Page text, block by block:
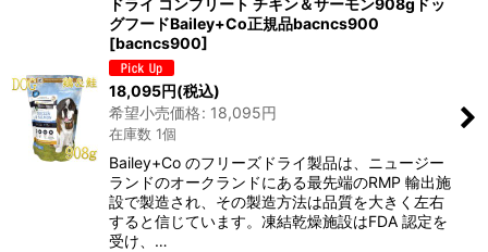
ドライ コンプリート チキン＆サーモン908gドッ
グフードBailey+Co正規品bacncs900
[bacncs900]
18,095円(税込)
希望小売価格: 18,095円
在庫数 1個
Bailey+Co のフリーズドライ製品は、ニュージー
ランドのオークランドにある最先端のRMP 輸出施
設で製造され、その製造方法は品質を大きく左右
すると信じています。凍結乾燥施設はFDA 認定を
受け、…